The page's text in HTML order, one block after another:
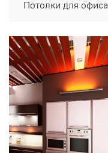
Потолки для офиса